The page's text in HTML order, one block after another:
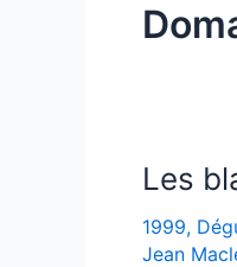
Les
1999,
Jean